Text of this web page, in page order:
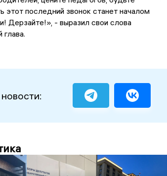
этот последний звонок станет началом
Дерзайте!», - выразил свои слова